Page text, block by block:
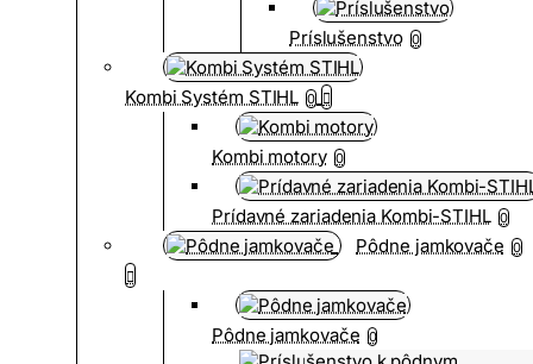
Príslušenstvo 0
Kombi Systém STIHL 0
Kombi motory 0
Prídavné zariadenia Kombi-STIHL 0
Pôdne jamkovače 0
Pôdne jamkovače 0